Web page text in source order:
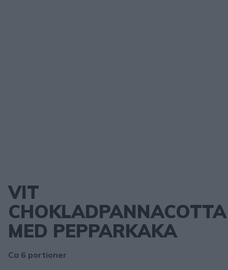
VIT
CHOKLADPANNACOTTA
MED PEPPARKAKA
Ca 6 portioner